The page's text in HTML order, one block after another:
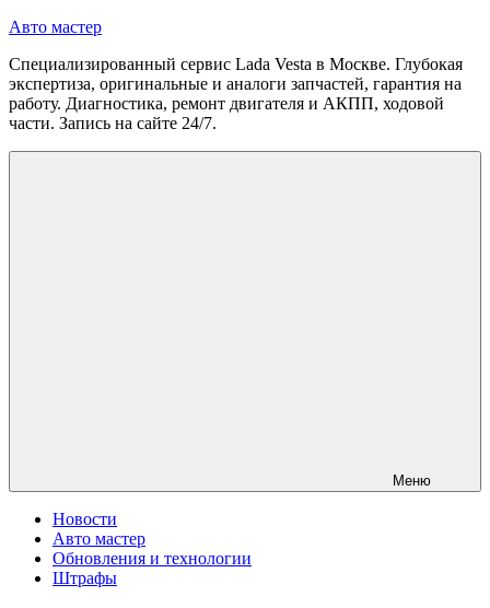
Перейти
содержимому
Авто мастер
Специализированный сервис Lada Vesta в Москве. Глубокая
экспертиза, оригинальные и аналоги запчастей, гарантия на
работу. Диагностика, ремонт двигателя и АКПП, ходовой
части. Запись на сайте 24/7.
Меню
Новости
Авто мастер
Обновления и технологии
Штрафы